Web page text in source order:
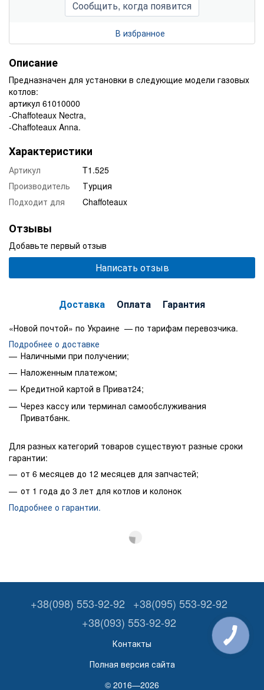
Сообщить, когда появится
В избранное
Описание
Предназначен для установки в следующие модели газовых
котлов:
артикул 61010000
-Chaffoteaux Nectra,
-Chaffoteaux Anna.
Характеристики
Артикул
T1.525
Производитель
Турция
Подходит для
Chaffoteaux
Отзывы
Добавьте первый отзыв
Написать отзыв
Доставка Оплата Гарантия
«Новой почтой» по Украине — по тарифам перевозчика.
Подробнее о доставке
Наличными при получении;
Наложенным платежом;
Кредитной картой в Приват24;
Через кассу или терминал самообслуживания
Приватбанк.
Для разных категорий товаров существуют разные сроки
гарантии:
от 6 месяцев до 12 месяцев для запчастей;
от 1 года до 3 лет для котлов и колонок
Подробнее о гарантии.
+38(098) 553-92-92
+38(095) 553-92-92
+38(093) 553-92-92
Контакты
Полная версия сайта
© 2016—2026